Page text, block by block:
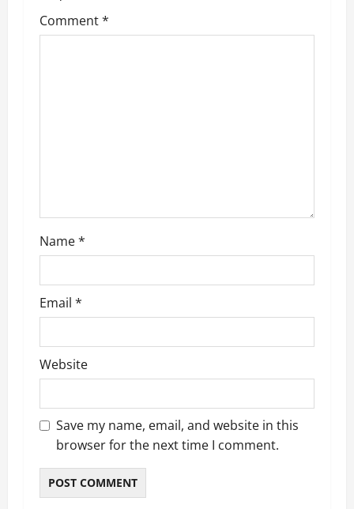
i
g
Comment*
Name*
Email *
Website
Save my name, email, and website in this
browser for the next time I comment.